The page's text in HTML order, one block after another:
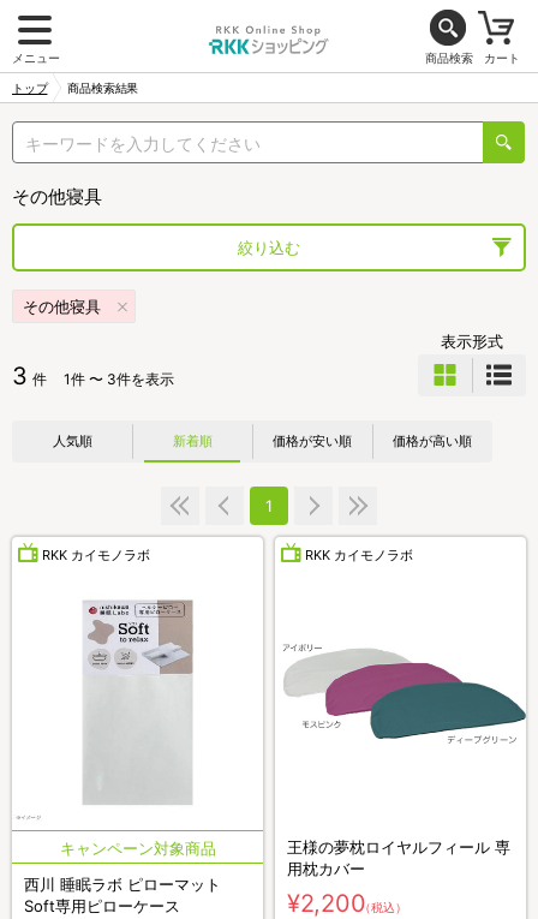
メニュー 商品検索 カート
トップ 商品検索結果
その他寝具
絞り込む
その他寝具
3 件 1件 〜 3件を表示
表示形式
人気順 新着順 価格が安い順 価格が高い順
1
RKK カイモノラボ
西川 睡眠ラボ ピローマット
Soft専用ピローケース
RKK カイモノラボ
王様の夢枕ロイヤルフィール 専
用枕カバー
¥2,200（税込）